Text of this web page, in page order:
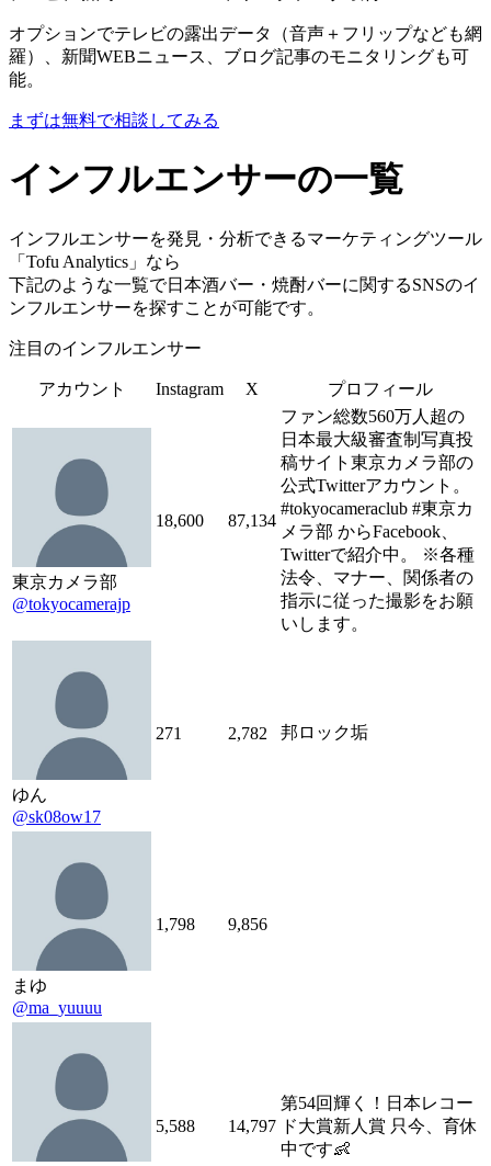
オプションでテレビの露出データ（音声＋フリップなども網
羅）、新聞WEBニュース、ブログ記事のモニタリングも可
能。
まずは無料で相談してみる
インフルエンサーの一覧
インフルエンサーを発見・分析できるマーケティングツール
「Tofu Analytics」なら
下記のような一覧で日本酒バー・焼酎バーに関するSNSのイ
ンフルエンサーを探すことが可能です。
注目のインフルエンサー
アカウント Instagram X プロフィール
東京カメラ部
@tokyocamerajp
18,600 87,134
ファン総数560万人超の
日本最大級審査制写真投
稿サイト東京カメラ部の
公式Twitterアカウント。
#tokyocameraclub #東京カ
メラ部 からFacebook、
Twitterで紹介中。 ※各種
法令、マナー、関係者の
指示に従った撮影をお願
いします。
ゆん
@sk08ow17
271 2,782 邦ロック垢
まゆ
@ma_yuuuu
1,798 9,856
5,588 14,797
第54回輝く！日本レコー
ド大賞新人賞 只今、育休
中です👶